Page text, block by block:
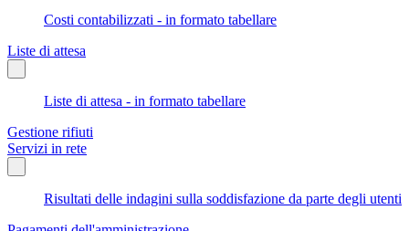
Costi contabilizzati - in formato tabellare
Liste di attesa
Liste di attesa - in formato tabellare
Gestione rifiuti
Servizi in rete
Risultati delle indagini sulla soddisfazione da parte degli utenti